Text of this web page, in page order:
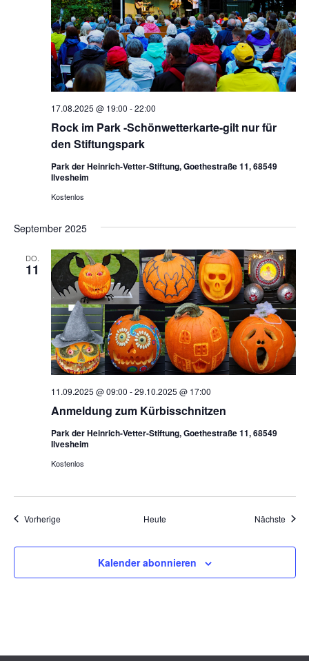
Rock im Park -Schönwetterkarte-gilt nur für
den Stiftungspark
17.08.2025 @ 19:00 -22:00
Park der Heinrich-Vetter-Stiftung, Goethestraße 11, 68549
Ilvesheim
Kostenlos
September 2025
DO.
11
Anmeldung zum Kürbisschnitzen
11.09.2025 @ 09:00 -29.10.2025 @ 17:00
Park der Heinrich-Vetter-Stiftung, Goethestraße 11, 68549
Ilvesheim
Kostenlos
VorherigeVeranstaltungen Heute Nächste
Kalender abonnieren